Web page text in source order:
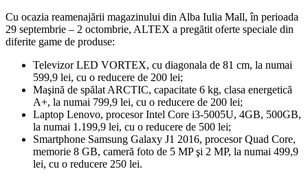
Cu ocazia reamenajării magazinului din Alba Iulia Mall, în perioada
29 septembrie – 2 octombrie, ALTEX a pregătit oferte speciale din
diferite game de produse:
Televizor LED VORTEX, cu diagonala de 81 cm, la numai
599,9 lei, cu o reducere de 200 lei;
Maşină de spălat ARCTIC, capacitate 6 kg, clasa energetică
A+, la numai 799,9 lei, cu o reducere de 200 lei;
Laptop Lenovo, procesor Intel Core i3-5005U, 4GB, 500GB,
la numai 1.199,9 lei, cu o reducere de 500 lei;
Smartphone Samsung Galaxy J1 2016, procesor Quad Core,
memorie 8 GB, cameră foto de 5 MP şi 2 MP, la numai 499,9
lei, cu o reducere 250 lei.